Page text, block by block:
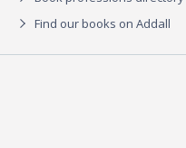
Find our books on Addall